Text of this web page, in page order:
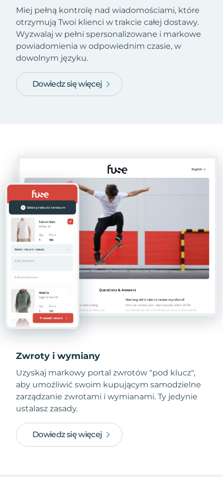
Miej pełną kontrolę nad wiadomościami, które
otrzymują Twoi klienci w trakcie całej dostawy.
Wyzwalaj w pełni spersonalizowane i markowe
powiadomienia w odpowiednim czasie, w
dowolnym języku.
Dowiedz się więcej
Zwroty i wymiany
Uzyskaj markowy portal zwrotów "pod klucz",
aby umożliwić swoim kupującym samodzielne
zarządzanie zwrotami i wymianami. Ty jedynie
ustalasz zasady.
Dowiedz się więcej